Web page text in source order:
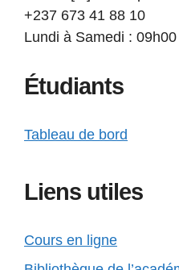
+237 673 41 88 10
Lundi à Samedi :
Étudiants
Tableau de bord
Liens utiles
Cours en ligne